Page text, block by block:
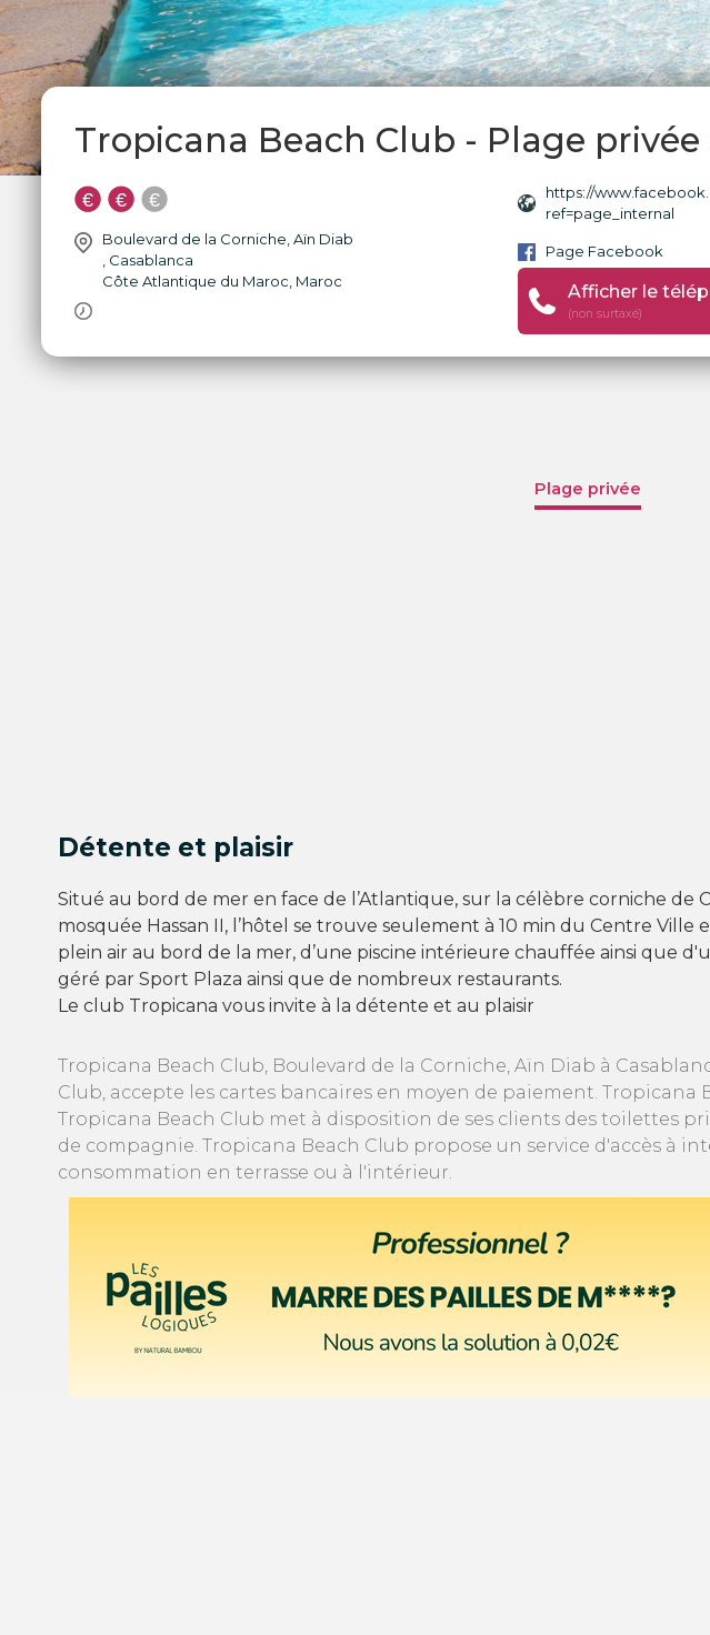
Tropicana Beach Club - Plage privée
Boulevard de la Corniche, Aïn Diab
Casablanca
Côte Atlantique du Maroc Maroc
https://
ref=page_internal
Page Facebook
Afficher le
(non surtaxé)
Plage privée
Détente et plaisir
Situé au bord de mer en face de l’Atlantique, sur la célèbre corniche de
mosquée Hassan II, l’hôtel se trouve seulement à 10 min du Centre Ville
plein air au bord de la mer, d’une piscine intérieure chauffée ainsi que
géré par Sport Plaza ainsi que de nombreux restaurants.
Le club Tropicana vous invite à la détente et au plaisir
Tropicana Beach Club, Boulevard de la Corniche, Aïn Diab à
Club, accepte les cartes bancaires en moyen de paiement.
Tropicana Beach Club met à disposition de ses clients des toilettes
de compagnie. Tropicana Beach Club propose un service d'accès à
consommation en terrasse ou à l'intérieur.